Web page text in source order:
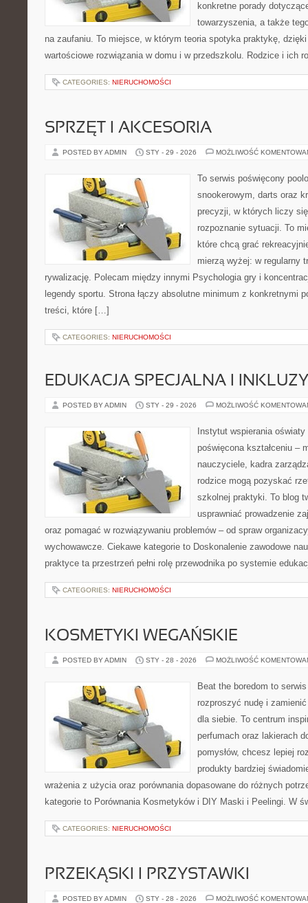
konkretne porady
towarzyszenia, a także
na zaufaniu. To miejsce, w którym teoria spotyka praktykę, dzięki
wartościowe rozwiązania w domu i w przedszkolu. Rodzice i ich
CATEGORIES: NIERUCHOMOŚCI
SPRZĘT I AKCESORIA
POSTED BY ADMIN STY - 29 - 2026 MOŻLIWOŚĆ
To serwis poświęcony
snookerowym, darts oraz
precyzji, w których liczy
rozpoznanie sytuacji. To
które chcą grać
mierzą wyżej: w regularny
rywalizację. Polecam między innymi Psychologia gry i
legendy sportu. Strona łączy absolutne minimum z konkretnymi
treści, które […]
CATEGORIES: NIERUCHOMOŚCI
EDUKACJA SPECJALNA I
POSTED BY ADMIN STY - 29 - 2026 MOŻLIWOŚĆ
Instytut wspierania
poświęcona kształceniu –
nauczyciele, kadra
rodzice mogą pozyskać
szkolnej praktyki. To blog
usprawniać prowadzenie
oraz pomagać w rozwiązywaniu problemów – od spraw
wychowawcze. Ciekawe kategorie to Doskonalenie zawodowe
praktyce ta przestrzeń pełni rolę przewodnika po systemie
CATEGORIES: NIERUCHOMOŚCI
KOSMETYKI WEGAŃSKIE
POSTED BY ADMIN STY - 28 - 2026 MOŻLIWOŚĆ
Beat the boredom to
rozproszyć nudę i
dla siebie. To centrum
perfumach oraz lakierach
pomysłów, chcesz lepiej
produkty bardziej
wrażenia z użycia oraz porównania dopasowane do różnych
kategorie to Porównania Kosmetyków i DIY Maski i Peelingi. W
CATEGORIES: NIERUCHOMOŚCI
PRZEKĄSKI I PRZYSTAWKI
POSTED BY ADMIN STY - 28 - 2026 MOŻLIWOŚĆ